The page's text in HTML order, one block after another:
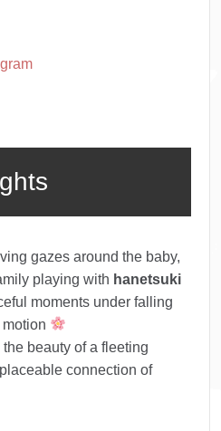
gazes around the baby,
playing with hanetsuki
moments under falling
beauty of a fleeting
connection of